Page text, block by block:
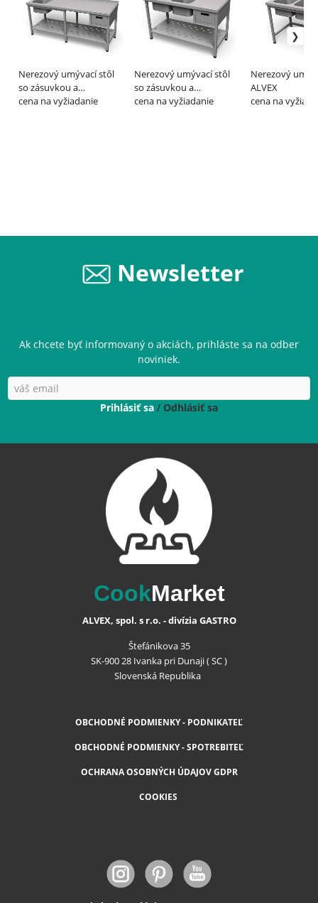
Nerezový umývací stôl
so zásuvkou a
dierovanou policou, dlhý
cena na vyžiadanie
Nerezový umývací stôl
so zásuvkou a
dierovanou policou -
cena na vyžiadanie
Nerezový
ALVEX
cena na
Newsletter
Ak chcete byť informovaný o akciách, prihláste sa na odber
noviniek.
Prihlásiť sa / Odhlásiť sa
CookMarket
ALVEX, spol. s r.o. - divízia GASTRO
Štefánikova 35
SK-900 28 Ivanka pri Dunaji ( SC )
Slovenská Republika
OBCHODNÉ PODMIENKY - PODNIKATEĽ
OBCHODNÉ PODMIENKY - SPOTREBITEĽ
OCHRANA OSOBNÝCH ÚDAJOV GDPR
COOKIES